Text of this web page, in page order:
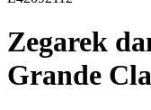
Zegarek
Grande